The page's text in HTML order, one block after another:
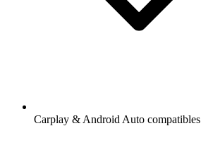
Carplay & Android Auto compatibles